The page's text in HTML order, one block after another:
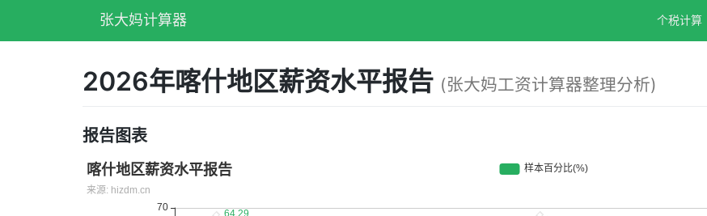
张大妈计算器 个税计算
2026年喀什地区薪资水平报告 (张大妈工资计算器整理分析)
报告图表